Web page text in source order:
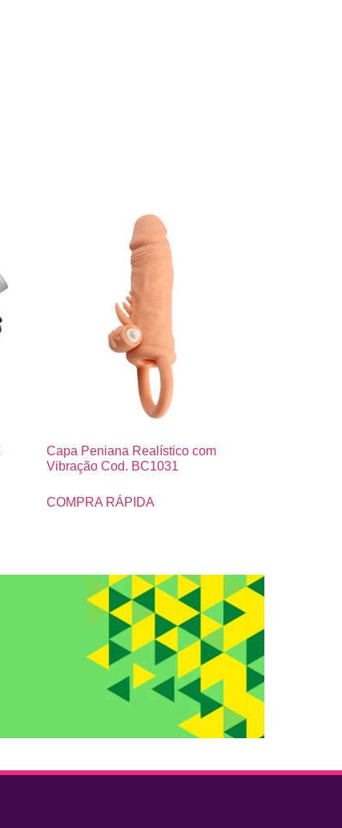
Capa Peniana Realístico com
Vibração Cod. BC1031
COMPRA RÁPIDA